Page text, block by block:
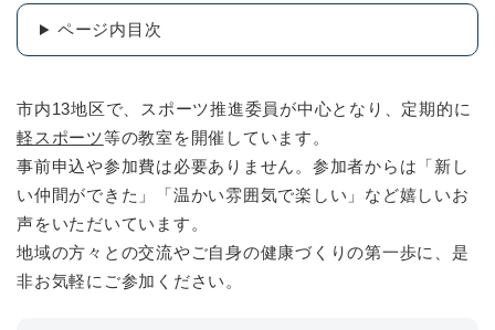
ページ内目次
市内13地区で、スポーツ推進委員が中心となり、定期的に
軽スポーツ等の教室を開催しています。
事前申込や参加費は必要ありません。参加者からは「新し
い仲間ができた」「温かい雰囲気で楽しい」など嬉しいお
声をいただいています。
地域の方々との交流やご自身の健康づくりの第一歩に、是
非お気軽にご参加ください。